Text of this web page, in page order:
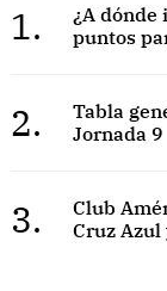
1.
¿A dónde
puntos
2.
Tabla
Jornada 9
3.
Club
Cruz Azul